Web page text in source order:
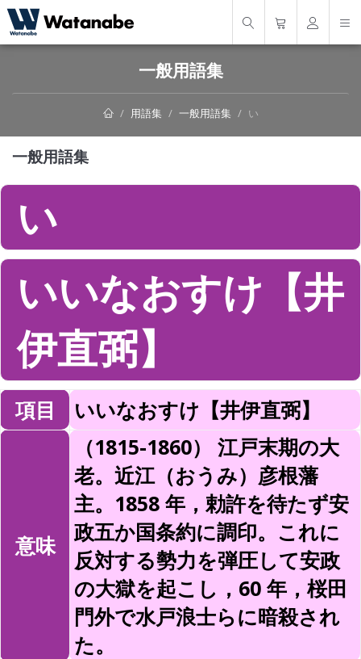
一般用語集
用語集 一般用語集 い
一般用語集
い
いいなおすけ【井
伊直弼】
項目 いいなおすけ【井伊直弼】
意味
（1815-1860） 江戸末期の大
老。近江（おうみ）彦根藩
主。1858 年，勅許を待たず安
政五か国条約に調印。これに
反対する勢力を弾圧して安政
の大獄を起こし，60 年，桜田
門外で水戸浪士らに暗殺され
た。